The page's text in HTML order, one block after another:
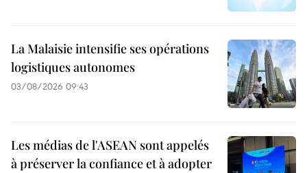
La Malaisie intensifie ses opérations
logistiques autonomes
03/08/2026 09:43
Les médias de l'ASEAN sont appelés
à préserver la confiance et à adopter